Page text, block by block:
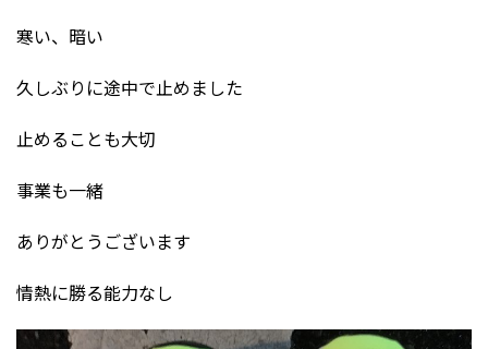
寒い、暗い
久しぶりに途中で止めました
止めることも大切
事業も一緒
ありがとうございます
情熱に勝る能力なし